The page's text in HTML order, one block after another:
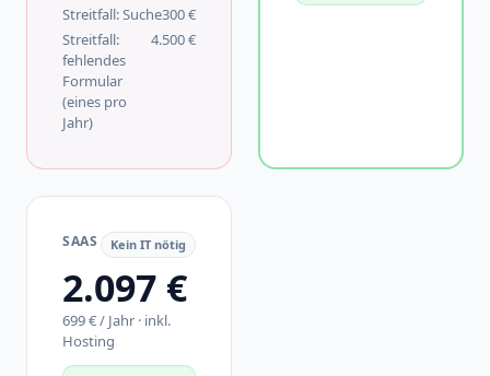
Streitfall: Suche300 €
Streitfall:
fehlendes
Formular
(eines pro
Jahr)
4.500 €
SAAS Kein IT nötig
2.097 €
699 €/ Jahr · inkl.
Hosting